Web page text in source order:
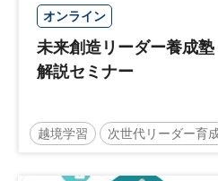
オンライン
未来創造リーダー養成
解説セミナー
越境学習 次世代リーダー育
リーダーシップ 新規事業